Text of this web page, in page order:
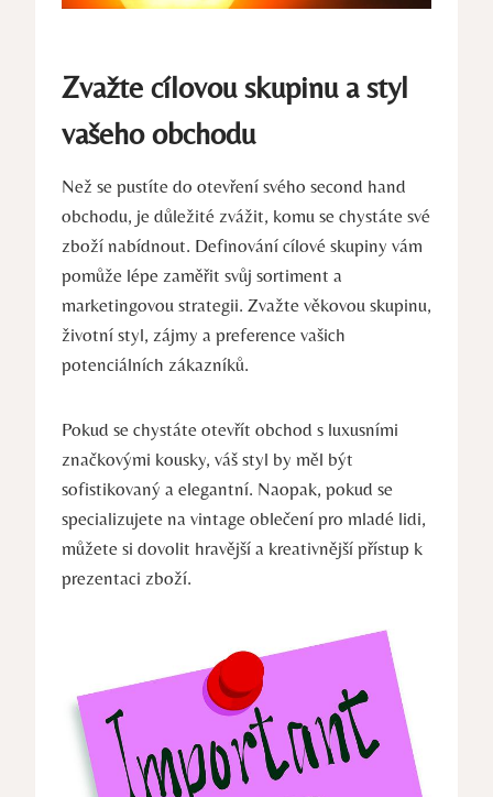
Zvažte cílovou skupinu a styl
vašeho obchodu
Než se pustíte do otevření svého second hand
obchodu, je důležité zvážit, komu se chystáte své
zboží nabídnout. Definování cílové skupiny vám
pomůže lépe zaměřit svůj sortiment a
marketingovou strategii. Zvažte věkovou skupinu,
životní styl, zájmy a preference vašich
potenciálních zákazníků.
Pokud se chystáte otevřít obchod s luxusními
značkovými kousky, váš styl by měl být
sofistikovaný a elegantní. Naopak, pokud se
specializujete na vintage oblečení pro mladé lidi,
můžete si dovolit hravější a kreativnější přístup k
prezentaci zboží.